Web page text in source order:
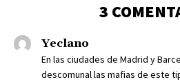
3
Yeclano
En las ciudades de Madrid y
descomunal las mafias de este